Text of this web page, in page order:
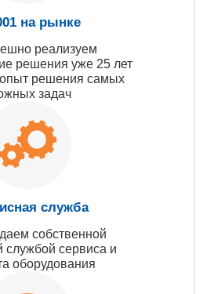
на рынке
реализуем
решения уже 25 лет
решения самых
задач
служба
собственной
службой сервиса и
оборудования